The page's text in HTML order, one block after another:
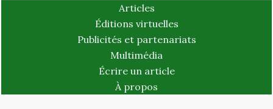
Articles
Éditions virtuelles
Publicités et partenariats
Multimédia
Écrire un article
À propos